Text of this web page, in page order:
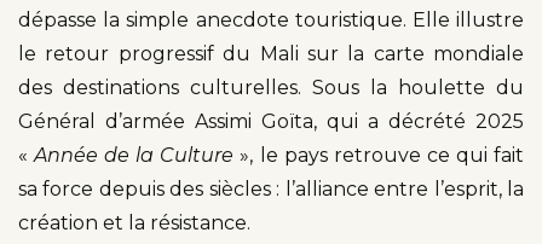
dépasse la simple anecdote touristique. Elle illustre
le retour progressif du Mali sur la carte mondiale
des destinations culturelles. Sous la houlette du
Général d’armée Assimi Goïta, qui a décrété 2025
«Année de la Culture », le pays retrouve ce qui fait
sa force depuis des siècles : l’alliance entre l’esprit, la
création et la résistance.